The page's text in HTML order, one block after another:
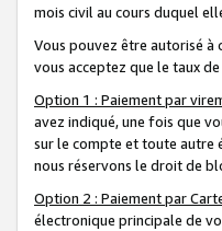
mois civil au cours duquel
Vous pouvez être autorisé à
vous acceptez que le taux
Option 1 : Paiement par
avez indiqué, une fois que
sur le compte et toute autre
nous réservons le droit de
Option 2 : Paiement par
électronique principale de